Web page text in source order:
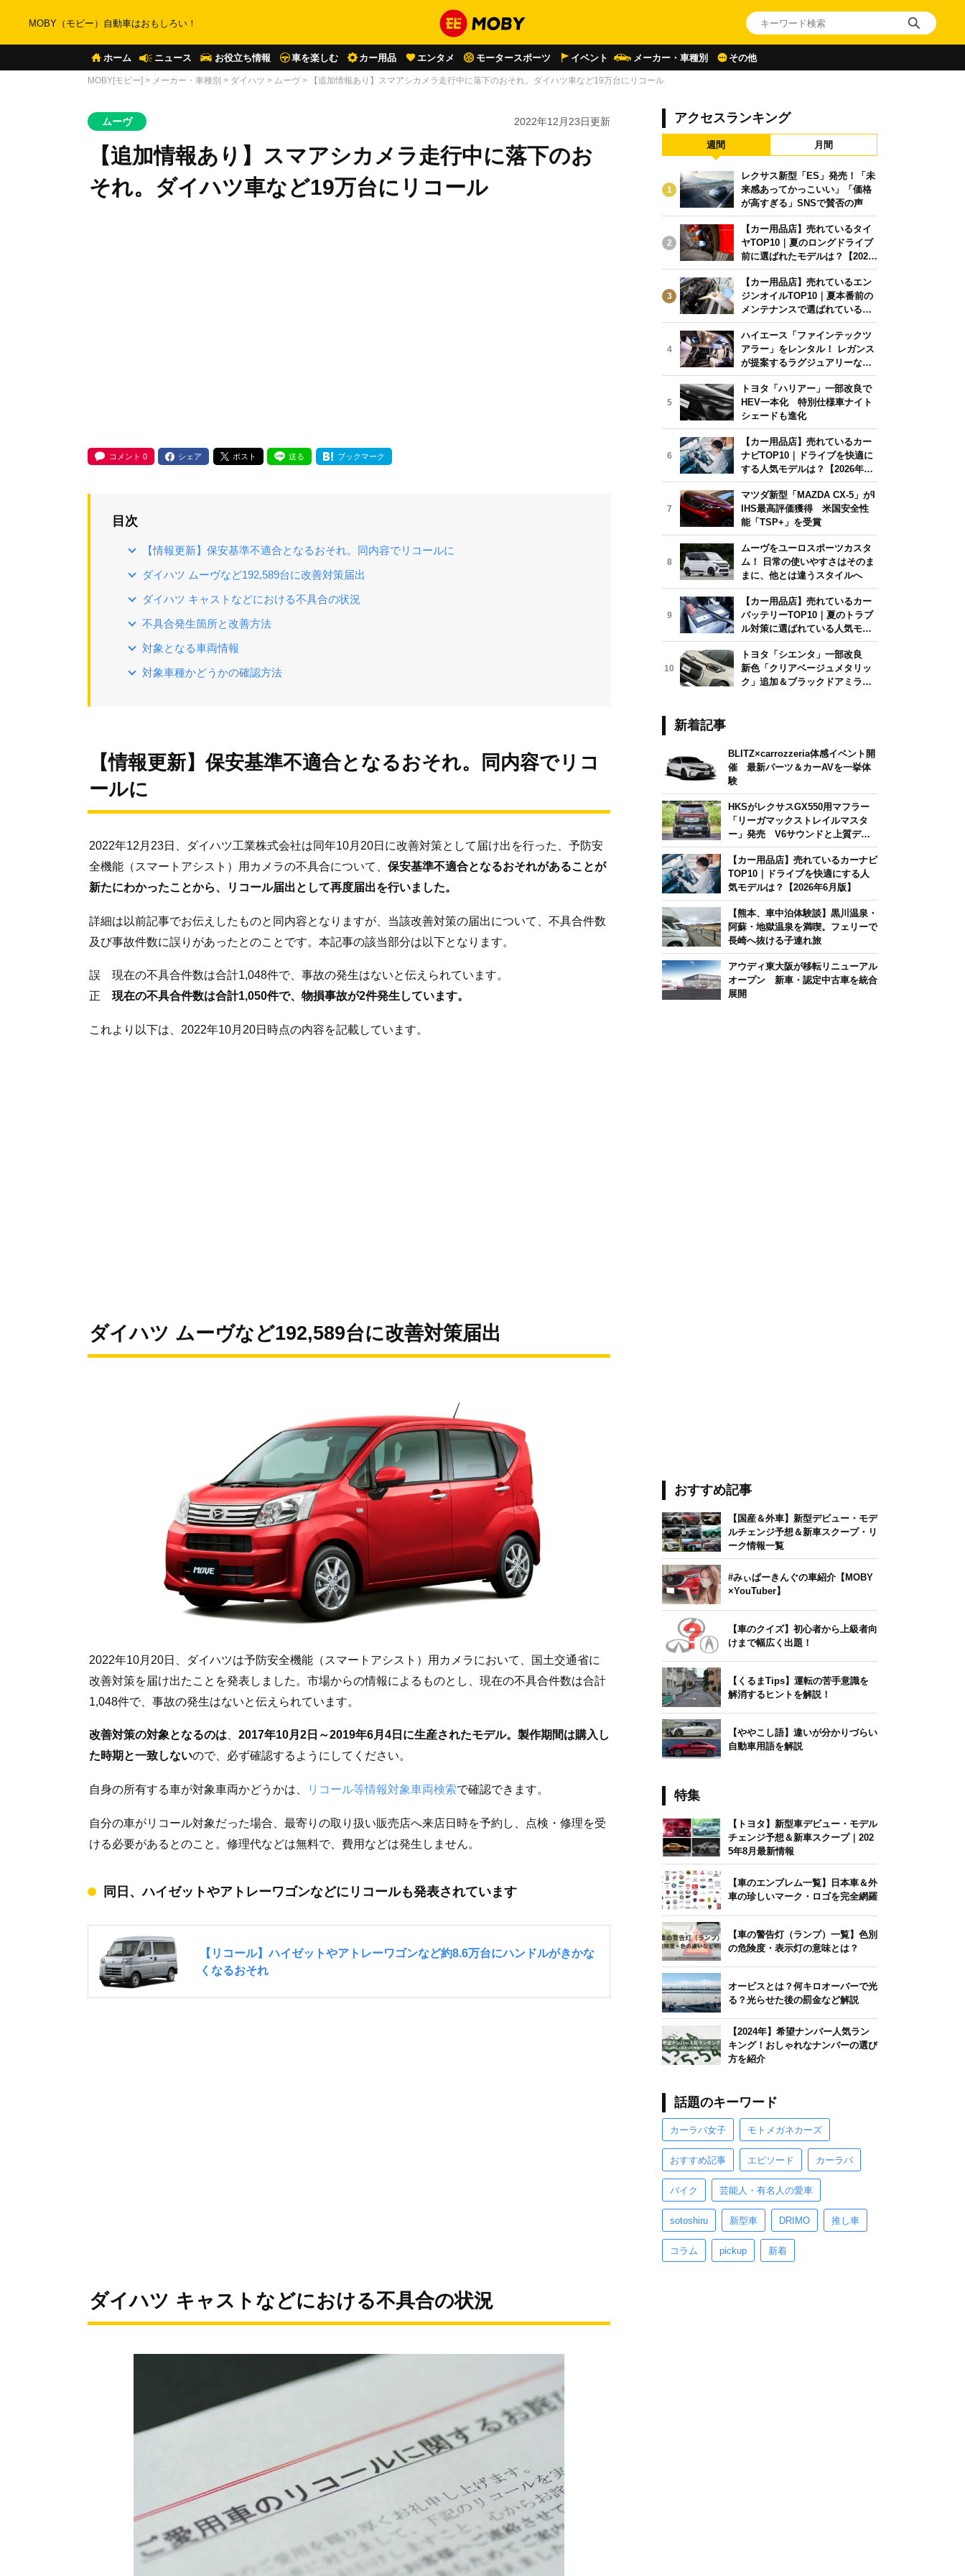
MOBY（モビー）自動車はおもしろい！
ホーム ニュース お役立ち情報 車を楽しむ カー用品 エンタメ モータースポーツ イベント メーカー・車種別 その他
MOBY[モビー] > メーカー・車種別 > ダイハツ > ムーヴ> 【追加情報あり】スマアシカメラ走行中に落下のおそれ。ダイハツ車など19万台にリコール
ムーヴ 2022年12月23日更新
【追加情報あり】スマアシカメラ走行中に落下のお
それ。ダイハツ車など19万台にリコール
コメント 0 シェア ポスト 送る ブックマーク
目次
【情報更新】保安基準不適合となるおそれ。同内容でリコールに
ダイハツ ムーヴなど192,589台に改善対策届出
ダイハツ キャストなどにおける不具合の状況
不具合発生箇所と改善方法
対象となる車両情報
対象車種かどうかの確認方法
【情報更新】保安基準不適合となるおそれ。同内容でリコ
ールに
2022年12月23日、ダイハツ工業株式会社は同年10月20日に改善対策として届け出を行った、予防安
全機能（スマートアシスト）用カメラの不具合について、 保安基準不適合となるおそれがあることが
新たにわかったことから、リコール届出として再度届出を行いました。
詳細は以前記事でお伝えしたものと同内容となりますが、当該改善対策の届出について、不具合件数
及び事故件数に誤りがあったとのことです。本記事の該当部分は以下となります。
誤 現在の不具合件数は合計1,048件で、事故の発生はないと伝えられています。
正 現在の不具合件数は合計1,050件で、物損事故が2件発生しています。
これより以下は、2022年10月20日時点の内容を記載しています。
ダイハツ ムーヴなど192,589台に改善対策届出
2022年10月20日、ダイハツは予防安全機能（スマートアシスト）用カメラにおいて、国土交通省に
改善対策を届け出たことを発表しました。市場からの情報によるものとし、現在の不具合件数は合計
1,048件で、事故の発生はないと伝えられています。
改善対策の対象となるのは
2017年10月2日～2019年6月4日に生産されたモデル。製作期間は購入し
た時期と一致しないので、必ず確認するようにしてください。
自身の所有する車が対象車両かどうかは、 リコール等情報対象車両検索で確認できます。
自分の車がリコール対象だった場合、最寄りの取り扱い販売店へ来店日時を予約し、点検・修理を受
ける必要があるとのこと。修理代などは無料で、費用などは発生しません。
同日、ハイゼットやアトレーワゴンなどにリコールも発表されています
ダイハツ キャストなどにおける不具合の状況
アクセスランキング
週間 月間
1
レクサス新型「ES」発売！「未
来感あってかっこいい」「価格
が高すぎる」SNSで賛否の声
2
【カー用品店】売れているタイ
ヤTOP10｜夏のロングドライブ
前に選ばれたモデルは？【2026
年6月版】
3
【カー用品店】売れているエン
ジンオイルTOP10｜夏本番前の
メンテナンスで選ばれている人
気モデルは？【2026年6月版】
4
ハイエース「ファインテックツ
アラー」をレンタル！ レガンス
が提案するラグジュアリーな移
動体験
5
トヨタ「ハリアー」一部改良で
HEV一本化 特別仕様車ナイト
シェードも進化
6
【カー用品店】売れているカー
ナビTOP10｜ドライブを快適に
する人気モデルは？【2026年6
月版】
7
マツダ新型「MAZDA CX-5」がI
IHS最高評価獲得 米国安全性
能「TSP+」を受賞
8
ムーヴをユーロスポーツカスタ
ム！ 日常の使いやすさはそのま
まに、他とは違うスタイルへ
9
【カー用品店】売れているカー
バッテリーTOP10｜夏のトラブ
ル対策に選ばれている人気モデ
ルは？【2026年6月版】
10
トヨタ「シエンタ」一部改良
新色「クリアベージュメタリッ
ク」追加＆ブラックドアミラー
新着記事
BLITZ×carrozzeria体感イベント開
催 最新パーツ＆カーAVを一挙体
験
HKSがレクサスGX550用マフラー
「リーガマックストレイルマスタ
ー」発売 V6サウンドと上質デザ
インを両立
【カー用品店】売れているカーナビ
TOP10｜ドライブを快適にする人
気モデルは？【2026年6月版】
【熊本、車中泊体験談】黒川温泉・
阿蘇・地獄温泉を満喫。フェリーで
長崎へ抜ける子連れ旅
アウディ東大阪が移転リニューアル
オープン 新車・認定中古車を統合
展開
おすすめ記事
【国産＆外車】新型デビュー・モデ
ルチェンジ予想＆新車スクープ・リ
ーク情報一覧
#みぃぱーきんぐの車紹介【MOBY
×YouTuber】
【車のクイズ】初心者から上級者向
けまで幅広く出題！
【くるまTips】運転の苦手意識を
解消するヒントを解説！
【ややこし語】違いが分かりづらい
自動車用語を解説
特集
【トヨタ】新型車デビュー・モデル
チェンジ予想＆新車スクープ｜202
5年8月最新情報
【車のエンブレム一覧】日本車＆外
車の珍しいマーク・ロゴを完全網羅
【車の警告灯（ランプ）一覧】色別
の危険度・表示灯の意味とは？
オービスとは？何キロオーバーで光
る？光らせた後の罰金など解説
【2024年】希望ナンバー人気ラン
キング！おしゃれなナンバーの選び
方を紹介
話題のキーワード
カーラバ女子 モトメガネカーズ
おすすめ記事 エピソード カーラバ
バイク 芸能人・有名人の愛車
sotoshiru 新型車 DRIMO 推し車
コラム pickup 新着